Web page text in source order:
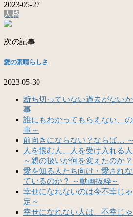
2023-05-27
人格
次の記事
愛の素晴らしさ
2023-05-30
断ち切っていない過去がない
事
誰にもわかってもらえない、
事～
前向きにならない？ならば…
人を恨む人、人を受け入れる
～親の扱いが何を変えたのか
愛を知る人たち向け・愛され
ているのか？ ～動画抜粋～
幸せになれないのは今不幸じ
定～
幸せになれない人は、不幸じ